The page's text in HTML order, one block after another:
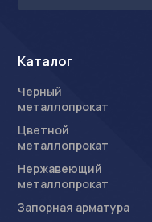
Каталог
Черный
металлопрокат
Цветной
металлопрокат
Нержавеющий
металлопрокат
Запорная арматура